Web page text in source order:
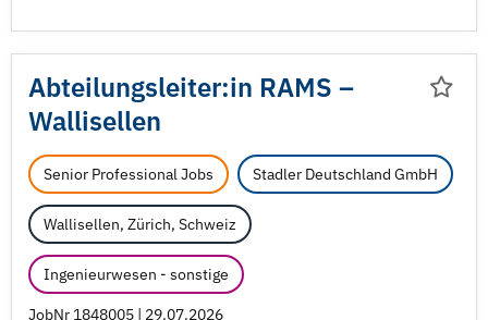
Abteilungsleiter:in RAMS –
Wallisellen
Senior Professional Jobs Stadler Deutschland GmbH
Wallisellen, Zürich, Schweiz
Ingenieurwesen - sonstige
JobNr 1848005 | 29.07.2026